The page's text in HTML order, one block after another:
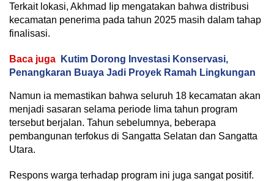
Terkait lokasi, Akhmad Iip mengatakan bahwa distribusi
kecamatan penerima pada tahun 2025 masih dalam tahap
finalisasi.
Baca juga
Kutim Dorong Investasi Konservasi,
Penangkaran Buaya Jadi Proyek Ramah Lingkungan
Namun ia memastikan bahwa seluruh 18 kecamatan akan
menjadi sasaran selama periode lima tahun program
tersebut berjalan. Tahun sebelumnya, beberapa
pembangunan terfokus di Sangatta Selatan dan Sangatta
Utara.
Respons warga terhadap program ini juga sangat positif.